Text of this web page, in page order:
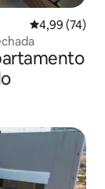
4,99 de uma
4,99 (74)